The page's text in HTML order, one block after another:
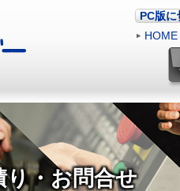
PC版に
HOME
り・お問合せ